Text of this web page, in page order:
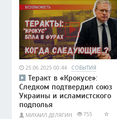
25.06.2025 00:44 СОБЫТИЯ
Теракт в «Крокусе»:
Следком подтвердил союз
Украины и исламистского
подполья
МИХАИЛ ДЕЛЯГИН 755